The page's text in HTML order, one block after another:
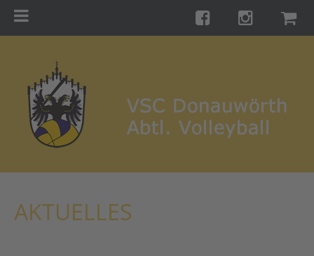
Training
Turniere
Kontakt
AKTUELLES